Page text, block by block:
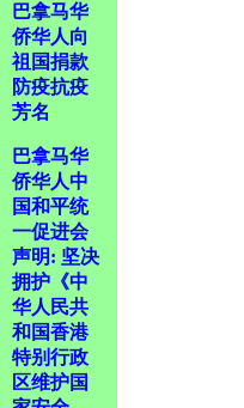
巴拿马华
侨华人向
祖国捐款
防疫抗疫
芳名
巴拿马华
侨华人中
国和平统
一促进会
声明: 坚决
拥护《中
华人民共
和国香港
特别行政
区维护国